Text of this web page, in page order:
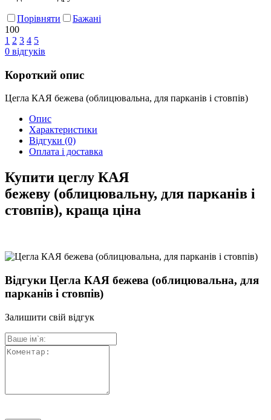
Порівняти
Бажані
100
1 2 3 4 5
0 відгуків
Короткий опис
Цегла КАЯ бежева (облицювальна, для парканів і стовпів)
Опис
Характеристики
Відгуки (0)
Оплата і доставка
Купити цеглу КАЯ
бежеву (облицювальну, для парканів і
стовпів), краща ціна
Відгуки Цегла КАЯ бежева (облицювальна, для
парканів і стовпів)
Залишити свій відгук